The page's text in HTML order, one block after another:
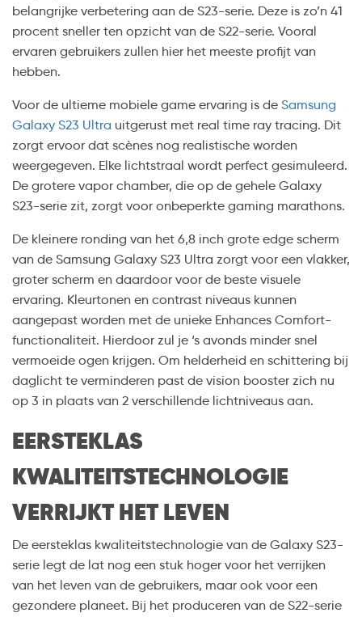
belangrijke verbetering aan de S23-serie. Deze is zo’n 41
procent sneller ten opzicht van de S22-serie. Vooral
ervaren gebruikers zullen hier het meeste profijt van
hebben.
Voor de ultieme mobiele game ervaring is de Samsung
Galaxy S23 Ultra uitgerust met real time ray tracing. Dit
zorgt ervoor dat scènes nog realistische worden
weergegeven. Elke lichtstraal wordt perfect gesimuleerd.
De grotere vapor chamber, die op de gehele Galaxy
S23-serie zit, zorgt voor onbeperkte gaming marathons.
De kleinere ronding van het 6,8 inch grote edge scherm
van de Samsung Galaxy S23 Ultra zorgt voor een vlakker,
groter scherm en daardoor voor de beste visuele
ervaring. Kleurtonen en contrast niveaus kunnen
aangepast worden met de unieke Enhances Comfort-
functionaliteit. Hierdoor zul je ‘s avonds minder snel
vermoeide ogen krijgen. Om helderheid en schittering bij
daglicht te verminderen past de vision booster zich nu
op 3 in plaats van 2 verschillende lichtniveaus aan.
EERSTEKLAS
KWALITEITSTECHNOLOGIE
VERRIJKT HET LEVEN
De eersteklas kwaliteitstechnologie van de Galaxy S23-
serie legt de lat nog een stuk hoger voor het verrijken
van het leven van de gebruikers, maar ook voor een
gezondere planeet. Bij het produceren van de S22-serie